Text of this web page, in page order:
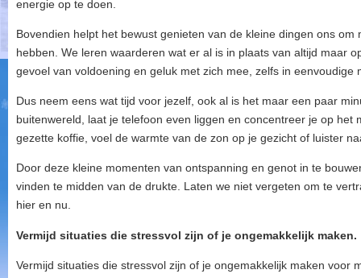
energie op te doen.
Bovendien helpt het bewust genieten van de kleine dingen ons
hebben. We leren waarderen wat er al is in plaats van altijd maar
gevoel van voldoening en geluk met zich mee, zelfs in eenvoudige
Dus neem eens wat tijd voor jezelf, ook al is het maar een paar
buitenwereld, laat je telefoon even liggen en concentreer je op het
gezette koffie, voel de warmte van de zon op je gezicht of luister
Door deze kleine momenten van ontspanning en genot in te
vinden te midden van de drukte. Laten we niet vergeten om te
hier en nu.
Vermijd situaties die stressvol zijn of je ongemakkelijk maken.
Vermijd situaties die stressvol zijn of je ongemakkelijk maken voor